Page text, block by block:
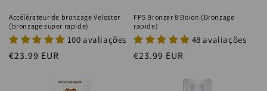
n
:
Accélérateur de bronzage Veloster
(bronzage super rapide)
100 avaliações
Prix
€23.99 EUR
FPS Bronzer 8 Boion (Bronzage
rapide)
48 avaliações
Prix
€23.99 EUR